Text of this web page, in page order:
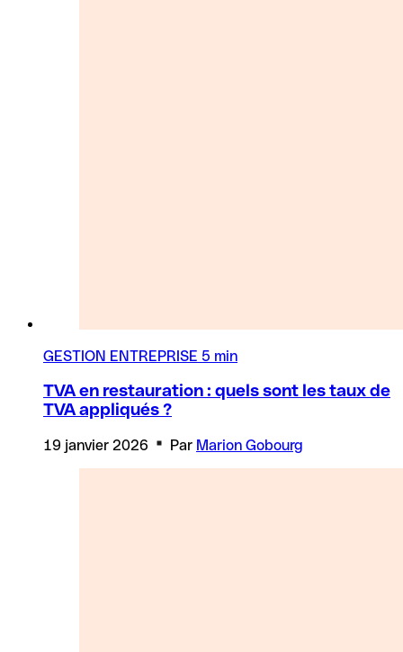
GESTION ENTREPRISE 5 min
TVA en restauration : quels sont les taux de
TVA appliqués ?
19 janvier 2026 Par Marion Gobourg